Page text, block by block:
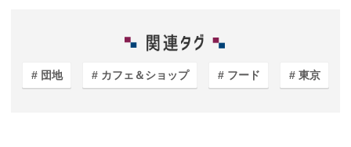
団地 カフェ＆ショップ フード 東京